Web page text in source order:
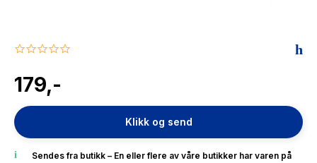
0.0
rating
179,-
Klikk og send
Sendes fra butikk – En eller flere av våre butikker har varen på